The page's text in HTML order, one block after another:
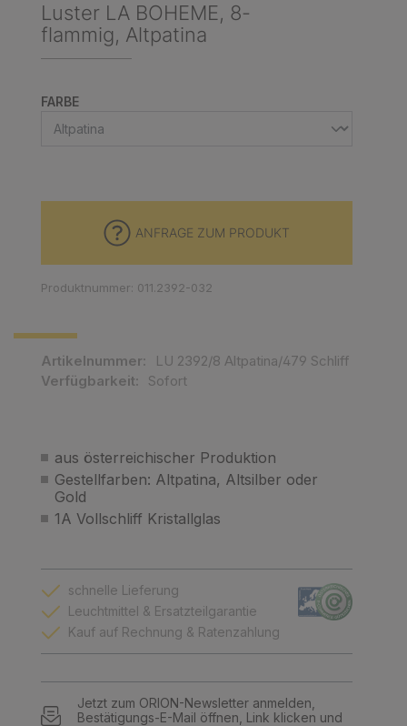
Luster LA BOHEME, 8-
flammig, Altpatina
FARBEAUSWÄHLEN
aus österreichischer Produktion
Gestellfarben: Altpatina, Altsilber oder
Gold
1A Vollschliff Kristallglas
Artikelnummer:
LU 2392/8 Altpatina/479 Schliff
Verfügbarkeit:
Sofort
ANFRAGE ZUM PRODUKT
Produktnummer: 011.2392-032
schnelle Lieferung
Leuchtmittel & Ersatzteilgarantie
Kauf auf Rechnung & Ratenzahlung
Jetzt zum ORION-Newsletter anmelden,
Bestätigungs-E-Mail öffnen, Link klicken und